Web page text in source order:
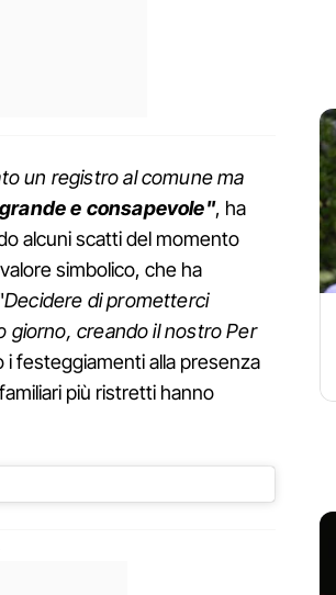
un registro al comune ma
e consapevole", ha
alcuni scatti del momento
simbolico, che ha
Decidere di prometterci
giorno, creando il nostro Per
i festeggiamenti alla presenza
più ristretti hanno